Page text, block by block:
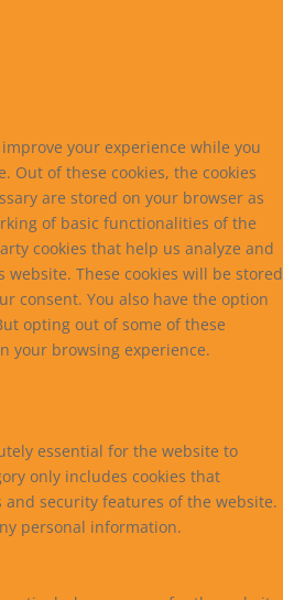
your experience while you
Out of these cookies, the cookies
are stored on your browser as
of basic functionalities of the
cookies that help us analyze and
These cookies will be stored
consent. You also have the option
opting out of some of these
your browsing experience.
essential for the website to
only includes cookies that
security features of the website.
personal information.